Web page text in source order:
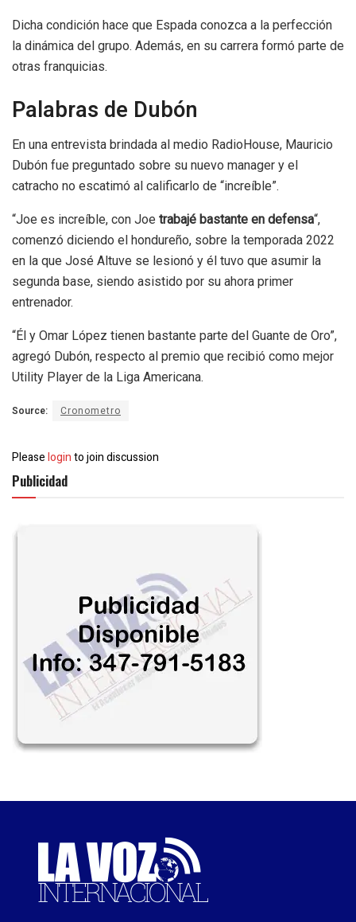
Dicha condición hace que Espada conozca a la perfección
la dinámica del grupo. Además, en su carrera formó parte de
otras franquicias.
Palabras de Dubón
En una entrevista brindada al medio RadioHouse, Mauricio
Dubón fue preguntado sobre su nuevo manager y el
catracho no escatimó al calificarlo de “increíble”.
“Joe es increíble, con Joe trabajé bastante en defensa“,
comenzó diciendo el hondureño, sobre la temporada 2022
en la que José Altuve se lesionó y él tuvo que asumir la
segunda base, siendo asistido por su ahora primer
entrenador.
“Él y Omar López tienen bastante parte del Guante de Oro”,
agregó Dubón, respecto al premio que recibió como mejor
Utility Player de la Liga Americana.
Source: Cronometro
Pleaseloginto join discussion
Publicidad